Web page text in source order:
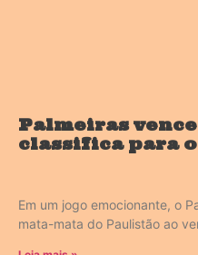
Palmeiras
classifica para
Em um jogo emocionante, o
mata-mata do Paulistão ao